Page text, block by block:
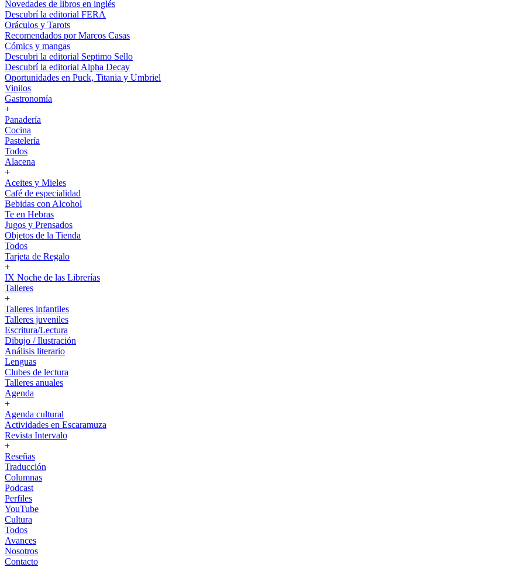
Novedades de libros en inglés
Descubrí la editorial FERA
Oráculos y Tarots
Recomendados por Marcos Casas
Cómics y mangas
Descubri la editorial Septimo Sello
Descubrí la editorial Alpha Decay
Oportunidades en Puck, Titania y Umbriel
Vinilos
Gastronomía
+
Panadería
Cocina
Pastelería
Todos
Alacena
+
Aceites y Mieles
Café de especialidad
Bebidas con Alcohol
Te en Hebras
Jugos y Prensados
Objetos de la Tienda
Todos
Tarjeta de Regalo
+
IX Noche de las Librerías
Talleres
+
Talleres infantiles
Talleres juveniles
Escritura/Lectura
Dibujo / Ilustración
Análisis literario
Lenguas
Clubes de lectura
Talleres anuales
Agenda
+
Agenda cultural
Actividades en Escaramuza
Revista Intervalo
+
Reseñas
Traducción
Columnas
Podcast
Perfiles
YouTube
Cultura
Todos
Avances
Nosotros
Contacto